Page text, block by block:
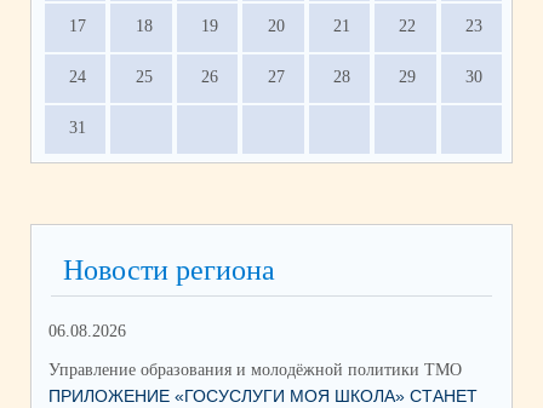
17 18 19 20 21 22 23
24 25 26 27 28 29 30
31
Новости региона
06.08.2026
Управление образования и молодёжной политики ТМО
ПРИЛОЖЕНИЕ «ГОСУСЛУГИ МОЯ ШКОЛА» СТАНЕТ